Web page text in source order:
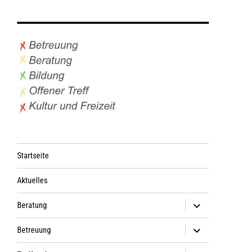
Startseite
Aktuelles
Beratung
anzeigen
Betreuung
anzeigen